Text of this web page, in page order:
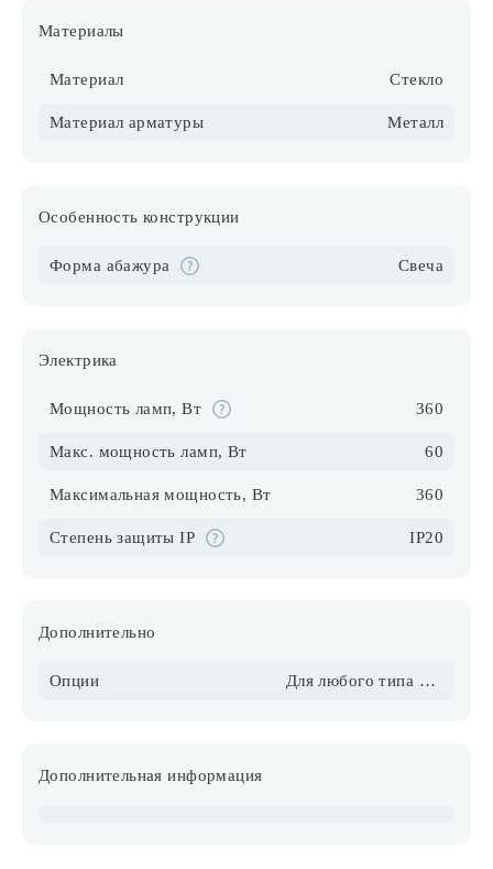
Материалы
Материал Стекло
Материал арматуры Металл
Особенность конструкции
Форма абажура Свеча
Электрика
Мощность ламп, Вт 360
Макс. мощность ламп, Вт 60
Максимальная мощность, Вт 360
Степень защиты IP IP20
Дополнительно
Опции Для любого типа потолка, в том числе натяжного
Дополнительная информация